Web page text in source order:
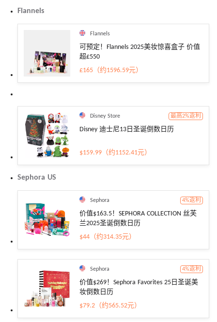
Flannels
Flannels
可预定！Flannels 2025美妆惊喜盒子 价值
超£550
£165（约1596.59元）
Disney Store 最高2%返利
Disney 迪士尼13日圣诞倒数日历
$159.99（约1152.41元）
Sephora US
Sephora 4%返利
价值$163.5！SEPHORA COLLECTION 丝芙
兰2025圣诞倒数日历
$44（约314.35元）
Sephora 4%返利
价值$269！Sephora Favorites 25日圣诞美
妆倒数日历
$79.2（约565.52元）